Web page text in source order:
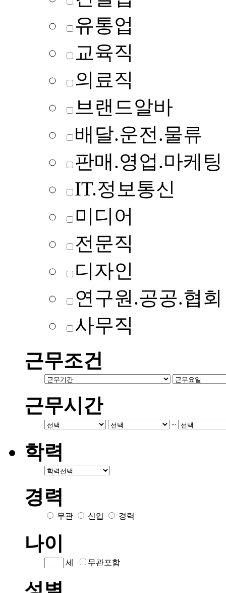
유통업
교육직
의료직
브랜드알바
배달.운전.물류
판매.영업.마케팅
IT.정보통신
미디어
전문직
디자인
연구원.공공.협회
사무직
근무조건
근무시간
~
학력
경력
무관 신입 경력
나이
세 무관포함